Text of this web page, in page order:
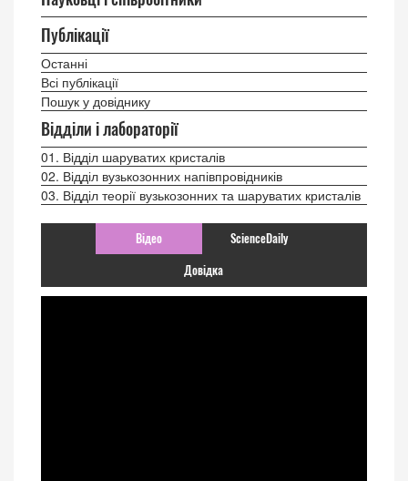
Публікації
Останні
Всі публікації
Пошук у довіднику
Відділи і лабораторії
01. Відділ шаруватих кристалів
02. Відділ вузькозонних напівпровідників
03. Відділ теорії вузькозонних та шаруватих кристалів
Відео ScienceDaily
Довідка